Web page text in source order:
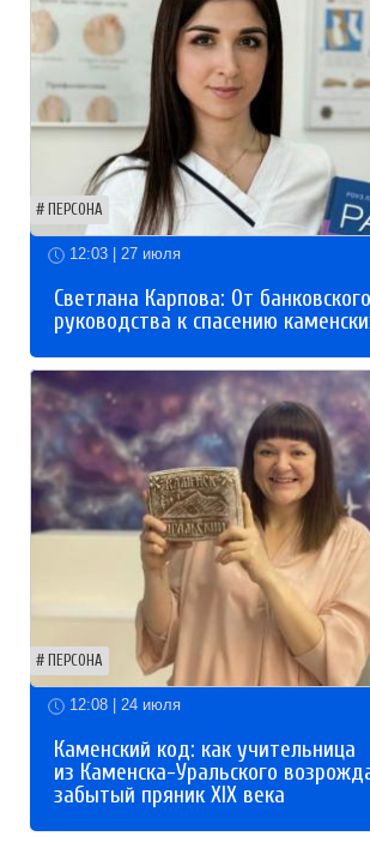
ПЕРСОНА
12:03 | 27 июля
Светлана Карпова: От банковского
руководства к спасению
ПЕРСОНА
12:08 | 24 июля
Каменский код: как учительница
из Каменска-Уральского
забытый пряник XIX века